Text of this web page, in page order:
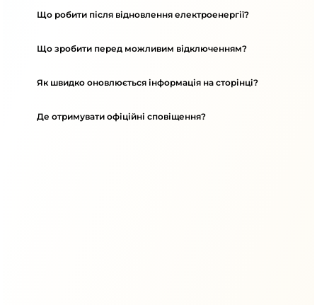
Що робити після відновлення електроенергії?
Що зробити перед можливим відключенням?
Як швидко оновлюється інформація на сторінці?
Де отримувати офіційні сповіщення?